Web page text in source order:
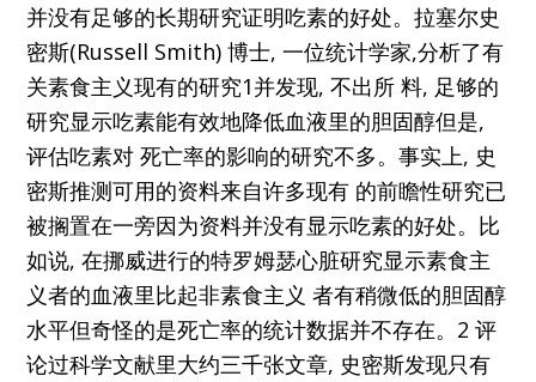
并没有足够的长期研究证明吃素的好处。拉塞尔史
密斯(Russell Smith) 博士, 一位统计学家,分析了有
关素食主义现有的研究1并发现, 不出所 料, 足够的
研究显示吃素能有效地降低血液里的胆固醇但是,
评估吃素对 死亡率的影响的研究不多。事实上, 史
密斯推测可用的资料来自许多现有 的前瞻性研究已
被搁置在一旁因为资料并没有显示吃素的好处。比
如说, 在挪威进行的特罗姆瑟心脏研究显示素食主
义者的血液里比起非素食主义 者有稍微低的胆固醇
水平但奇怪的是死亡率的统计数据并不存在。2 评
论过科学文献里大约三千张文章, 史密斯发现只有